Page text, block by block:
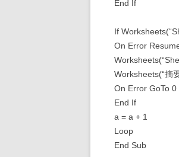
End If
If
On Error
Worksheets(“摘
On Error GoTo 0
End If
a = a + 1
Loop
End Sub